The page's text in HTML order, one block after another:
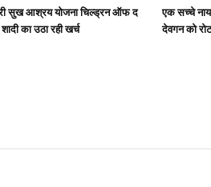
सुख आश्रय योजना चिल्ड्रन ऑफ द
का उठा रही खर्च
एक सच्चे
देवगन को